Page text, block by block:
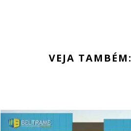
VEJA TAMBÉM: